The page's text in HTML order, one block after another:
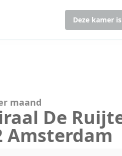
Deze kamer
maand
De
Amsterdam